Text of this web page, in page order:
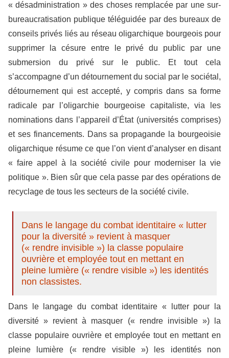
« désadministration » des choses remplacée par une sur-
bureaucratisation publique téléguidée par des bureaux de
conseils privés liés au réseau oligarchique bourgeois pour
supprimer la césure entre le privé du public par une
submersion du privé sur le public. Et tout cela
s’accompagne d’un détournement du social par le sociétal,
détournement qui est accepté, y compris dans sa forme
radicale par l’oligarchie bourgeoise capitaliste, via les
nominations dans l’appareil d’État (universités comprises)
et ses financements. Dans sa propagande la bourgeoisie
oligarchique résume ce que l’on vient d’analyser en disant
« faire appel à la société civile pour moderniser la vie
politique ». Bien sûr que cela passe par des opérations de
recyclage de tous les secteurs de la société civile.
Dans le langage du combat identitaire « lutter
pour la diversité » revient à masquer
(« rendre invisible ») la classe populaire
ouvrière et employée tout en mettant en
pleine lumière (« rendre visible ») les identités
non classistes.
Dans le langage du combat identitaire « lutter pour la
diversité » revient à masquer (« rendre invisible ») la
classe populaire ouvrière et employée tout en mettant en
pleine lumière (« rendre visible ») les identités non